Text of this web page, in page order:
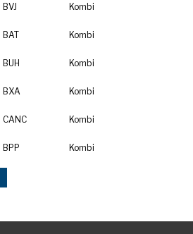
BVJ Kombi
BAT Kombi
BUH Kombi
BXA Kombi
CANC Kombi
BPP Kombi